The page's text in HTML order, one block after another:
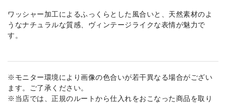
ワッシャー加工によるふっくらとした風合いと、天然素材のよ
うなナチュラルな質感、ヴィンテージライクな表情が魅力で
す。
※モニター環境により画像の色合いが若干異なる場合がござい
ます。ご了承ください。
※当店では、正規のルートから仕入れをおこなった商品を取り